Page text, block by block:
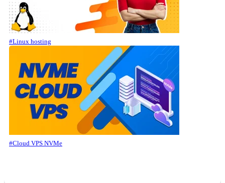
#Linux hosting
#Cloud VPS NVMe